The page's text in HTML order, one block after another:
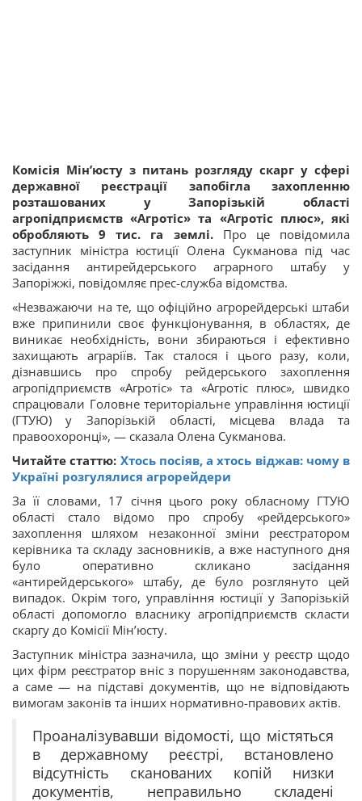
Комісія Мін’юсту з питань розгляду скарг у сфері
державної реєстрації запобігла захопленню
розташованих у Запорізькій області
агропідприємств «Агротіс» та «Агротіс плюс», які
обробляють 9 тис. га землі.Про це повідомила
заступник міністра юстиції Олена Сукманова під час
засідання антирейдерського аграрного штабу у
Запоріжжі, повідомляє прес-служба відомства.
«Незважаючи на те, що офіційно агрорейдерські штаби
вже припинили своє функціонування, в областях, де
виникає необхідність, вони збираються і ефективно
захищають аграріїв. Так сталося і цього разу, коли,
дізнавшись про спробу рейдерського захоплення
агропідприємств «Агротіс» та «Агротіс плюс», швидко
спрацювали Головне територіальне управління юстиції
(ГТУЮ) у Запорізькій області, місцева влада та
правоохоронці», — сказала Олена Сукманова.
Читайте статтю: Хтось посіяв, а хтось віджав: чому в
Україні розгулялися агрорейдери
За її словами, 17 січня цього року обласному ГТУЮ
області стало відомо про спробу «рейдерського»
захоплення шляхом незаконної зміни реєстратором
керівника та складу засновників, а вже наступного дня
було оперативно скликано засідання
«антирейдерського» штабу, де було розглянуто цей
випадок. Окрім того, управління юстиції у Запорізькій
області допомогло власнику агропідприємств скласти
скаргу до Комісії Мін’юсту.
Заступник міністра зазначила, що зміни у реєстр щодо
цих фірм реєстратор вніс з порушенням законодавства,
а саме — на підставі документів, що не відповідають
вимогам законів та інших нормативно-правових актів.
Проаналізувавши відомості, що містяться
в державному реєстрі, встановлено
відсутність сканованих копій низки
документів, неправильно складені